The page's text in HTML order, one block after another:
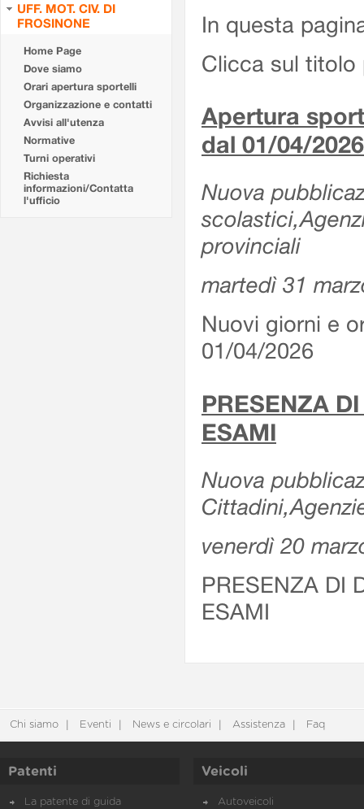
UFF. MOT. CIV. DI
FROSINONE
Home Page
Dove siamo
Orari apertura sportelli
Organizzazione e contatti
Avvisi all'utenza
Normative
Turni operativi
Richiesta
informazioni/Contatta
l'ufficio
In questa
Clicca sul titolo
Apertura
dal 01/04/2026
Nuova
provinciali
martedì 31
Nuovi giorni e
01/04/2026
PRESENZA
ESAMI
Nuova
venerdì 20
PRESENZA DI
ESAMI
Chi siamo Eventi News e circolari Assistenza Faq
Patenti
La patente di guida
Veicoli
Autoveicoli